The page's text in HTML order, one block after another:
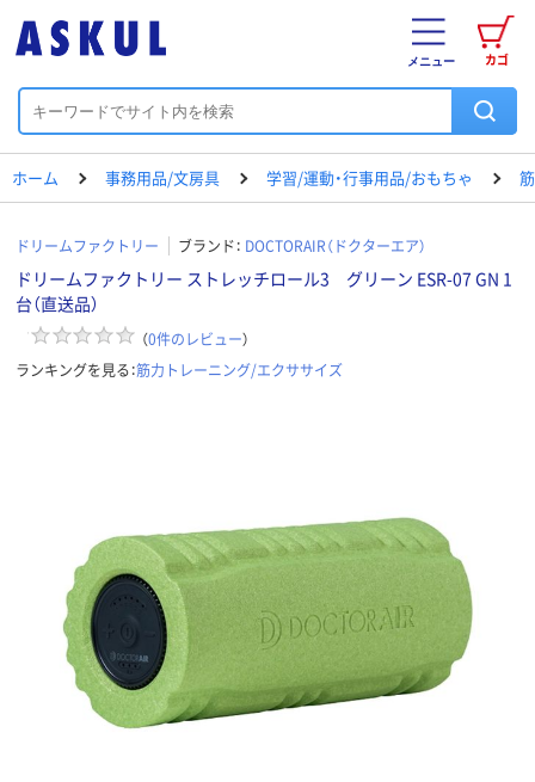
カゴ
メニュー
ホーム 事務用品/文房具 学習/運動・行事用品/おもちゃ
ドリームファクトリー ブランド： DOCTORAIR（ドクターエア）
ドリームファクトリー ストレッチロール3 グリーン ESR-07 GN 1
台（直送品）
（0件のレビュー）
ランキングを見る：筋力トレーニング/エクササイズ